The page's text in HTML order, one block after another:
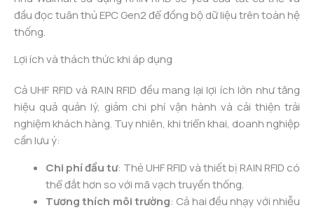
đầu đọc tuân thủ EPC Gen2 để đồng bộ dữ liệu trên toàn hệ
thống.
Lợi ích và thách thức khi áp dụng
Cả UHF RFID và RAIN RFID đều mang lại lợi ích lớn như tăng
hiệu quả quản lý, giảm chi phí vận hành và cải thiện trải
nghiệm khách hàng. Tuy nhiên, khi triển khai, doanh nghiệp
cần lưu ý:
Chi phí đầu tư: Thẻ UHF RFID và thiết bị RAIN RFID có
thể đắt hơn so với mã vạch truyền thống.
Tương thích môi trường: Cả hai đều nhạy với nhiễu